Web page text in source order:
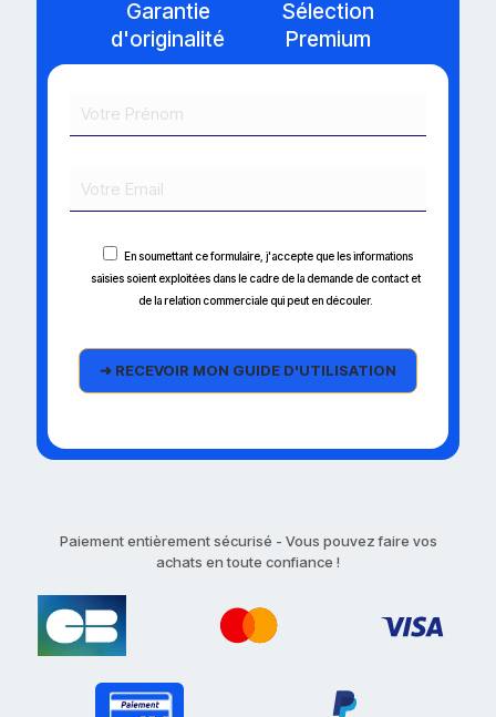
Garantie
d'originalité
Sélection
Premium
En soumettant ce formulaire, j'accepte que les informations
saisies soient exploitées dans le cadre de la demande de contact et
de la relation commerciale qui peut en découler.
Paiement entièrement sécurisé - Vous pouvez faire vos
achats en toute confiance !